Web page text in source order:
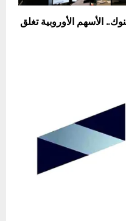
الأسهم الأوروبية تغلق